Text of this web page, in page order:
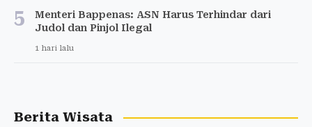
5
Menteri Bappenas: ASN Harus Terhindar dari
Judol dan Pinjol Ilegal
1 hari lalu
Berita Wisata